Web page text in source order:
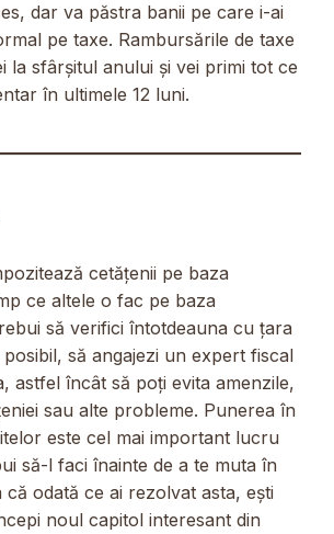
dar va păstra banii pe care i-ai
pe taxe. Rambursările de taxe
la sfârșitul anului și vei primi tot ce
în ultimele 12 luni.
cetățenii pe baza
ce altele o fac pe baza
să verifici întotdeauna cu țara
să angajezi un expert fiscal
astfel încât să poți evita amenzile,
sau alte probleme. Punerea în
este cel mai important lucru
să-l faci înainte de a te muta în
că odată ce ai rezolvat asta, ești
noul capitol interesant din